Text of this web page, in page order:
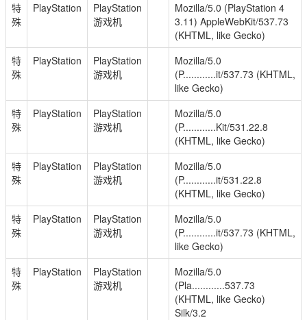
特
殊
PlayStation
PlayStation
游戏机
Mozilla/5.0 (PlayStation 4
3.11) AppleWebKit/537.73
(KHTML, like Gecko)
特
殊
PlayStation
PlayStation
游戏机
Mozilla/5.0
(P............it/537.73 (KHTML,
like Gecko)
特
殊
PlayStation
PlayStation
游戏机
Mozilla/5.0
(P............Kit/531.22.8
(KHTML, like Gecko)
特
殊
PlayStation
PlayStation
游戏机
Mozilla/5.0
(P............it/531.22.8
(KHTML, like Gecko)
特
殊
PlayStation
PlayStation
游戏机
Mozilla/5.0
(P............it/537.73 (KHTML,
like Gecko)
特
殊
PlayStation
PlayStation
游戏机
Mozilla/5.0
(Pla............537.73
(KHTML, like Gecko)
Silk/3.2